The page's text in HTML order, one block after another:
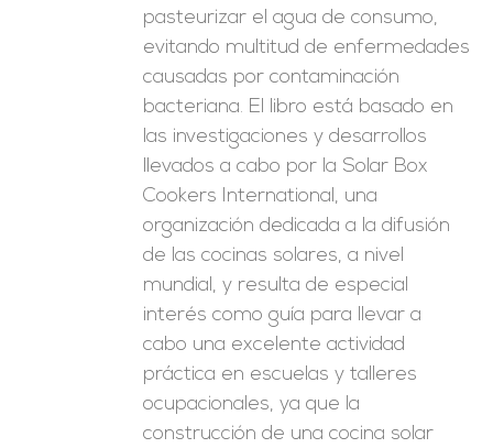
pasteurizar el agua de consumo,
evitando multitud de enfermedades
causadas por contaminación
bacteriana. El libro está basado en
las investigaciones y desarrollos
llevados a cabo por la Solar Box
Cookers International, una
organización dedicada a la difusión
de las cocinas solares, a nivel
mundial, y resulta de especial
interés como guía para llevar a
cabo una excelente actividad
práctica en escuelas y talleres
ocupacionales, ya que la
construcción de una cocina solar